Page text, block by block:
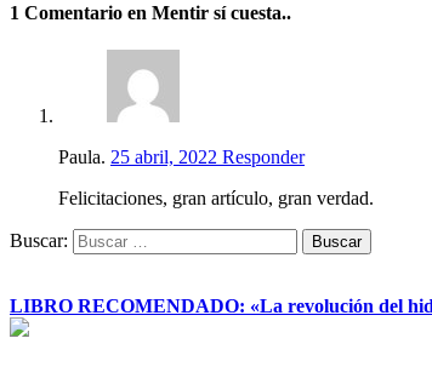
1 Comentario en Mentir sí cuesta..
Paula. 25 abril, 2022 Responder
Felicitaciones, gran artículo, gran verdad.
Buscar:
LIBRO RECOMENDADO: «La revolución del